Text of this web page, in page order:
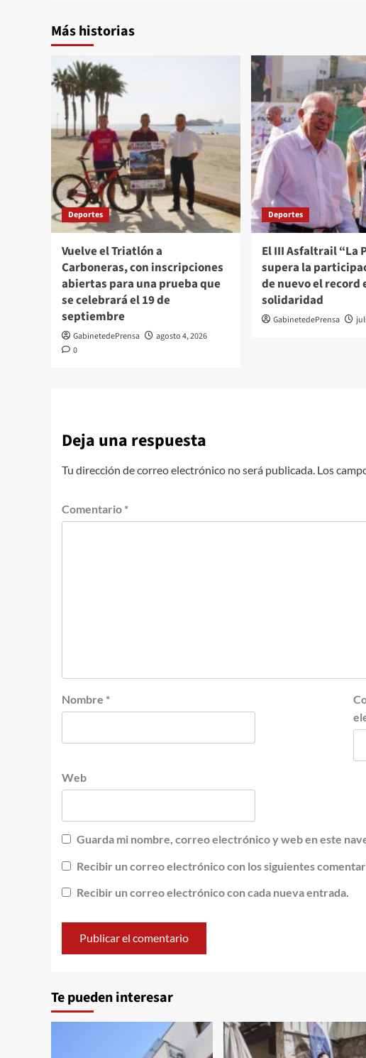
Más historias
Deportes
Vuelve el Triatlón a
Carboneras, con inscripciones
abiertas para una prueba que
se celebrará el 19 de
septiembre
GabinetedePrensa
agosto 4, 2026
0
Deportes
El III Asfaltrail “La
supera la
de nuevo el record
solidaridad
GabinetedePrensa
Deja una respuesta
Tu dirección de correo electrónico no será publicada. Los
Comentario *
Nombre *
Web
Guarda mi nombre, correo electrónico y web en este
Recibir un correo electrónico con los siguientes
Recibir un correo electrónico con cada nueva entrada.
Te pueden interesar